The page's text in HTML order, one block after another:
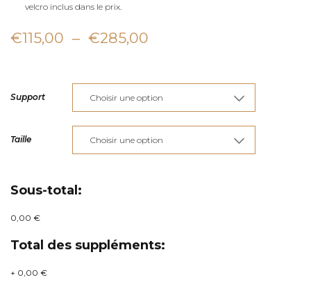
velcro inclus dans le prix.
€115,00 – €285,00
prix :
€115,00
à
€285,00
Support
Taille
Sous-total:
0,00 €
Total des suppléments:
+ 0,00 €